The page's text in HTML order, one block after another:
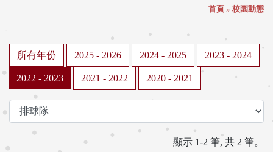
首頁 » 校園動態
所有年份 2025 - 2026 2024 - 2025 2023 - 2024
2022 - 2023 2021 - 2022 2020 - 2021
顯示 1-2 筆, 共 2 筆。